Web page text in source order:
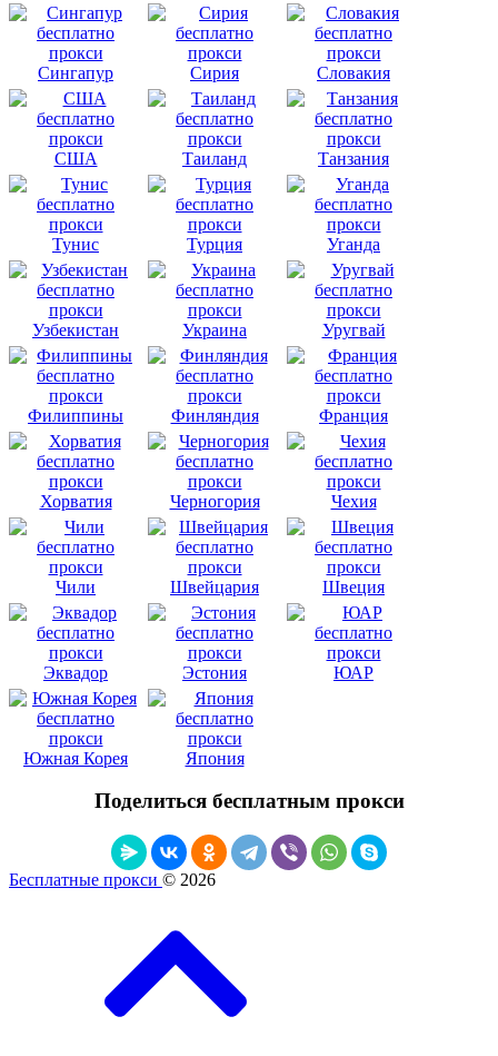
Сингапур Сирия Словакия
США Таиланд Танзания
Тунис Турция Уганда
Узбекистан Украина Уругвай
Филиппины Финляндия Франция
Хорватия Черногория Чехия
Чили Швейцария Швеция
Эквадор Эстония ЮАР
Южная Корея Япония
Поделиться бесплатным прокси
Бесплатные прокси © 2026